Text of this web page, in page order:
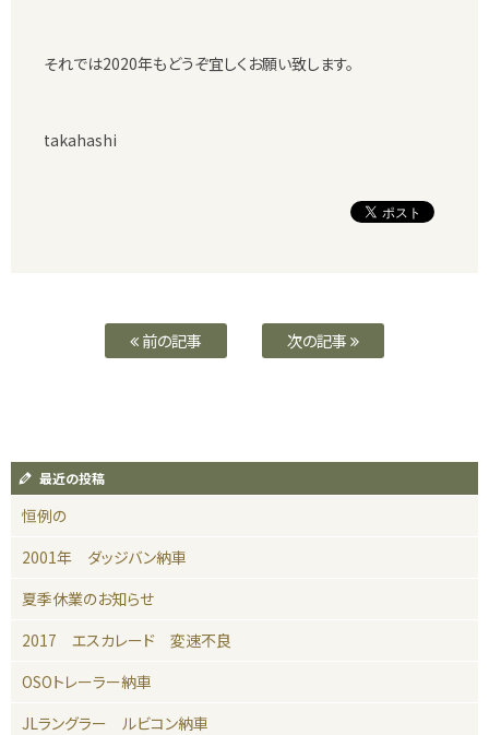
それでは2020年もどうぞ宜しくお願い致します。
takahashi
前の記事 次の記事
最近の投稿
恒例の
2001年 ダッジバン納車
夏季休業のお知らせ
2017 エスカレード 変速不良
OSOトレーラー納車
JLラングラー ルビコン納車